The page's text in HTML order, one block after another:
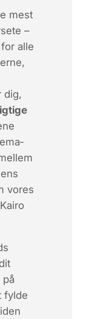
mest
–
alle
dig,
vores
på
fylde